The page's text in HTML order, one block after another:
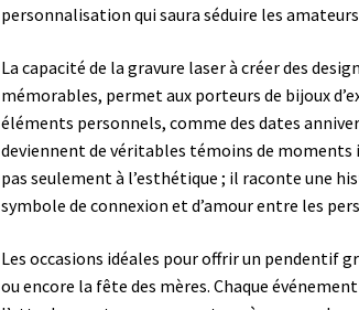
personnalisation qui saura séduire les
La capacité de la gravure laser à créer des
mémorables, permet aux porteurs de bijoux
éléments personnels, comme des dates
deviennent de véritables témoins de
pas seulement à l’esthétique ; il raconte une
symbole de connexion et d’amour entre les
Les occasions idéales pour offrir un pendentif
ou encore la fête des mères. Chaque